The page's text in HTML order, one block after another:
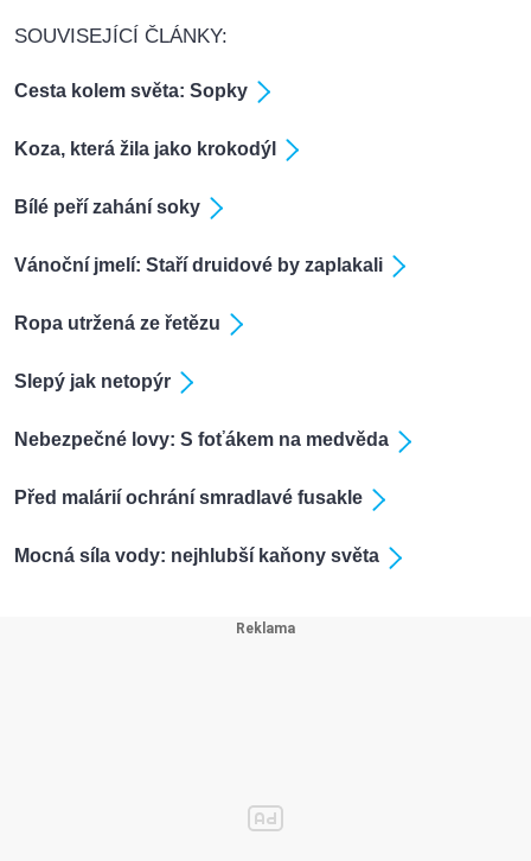
SOUVISEJÍCÍ ČLÁNKY:
Cesta kolem světa: Sopky
Koza, která žila jako krokodýl
Bílé peří zahání soky
Vánoční jmelí: Staří druidové by zaplakali
Ropa utržená ze řetězu
Slepý jak netopýr
Nebezpečné lovy: S foťákem na medvěda
Před malárií ochrání smradlavé fusakle
Mocná síla vody: nejhlubší kaňony světa